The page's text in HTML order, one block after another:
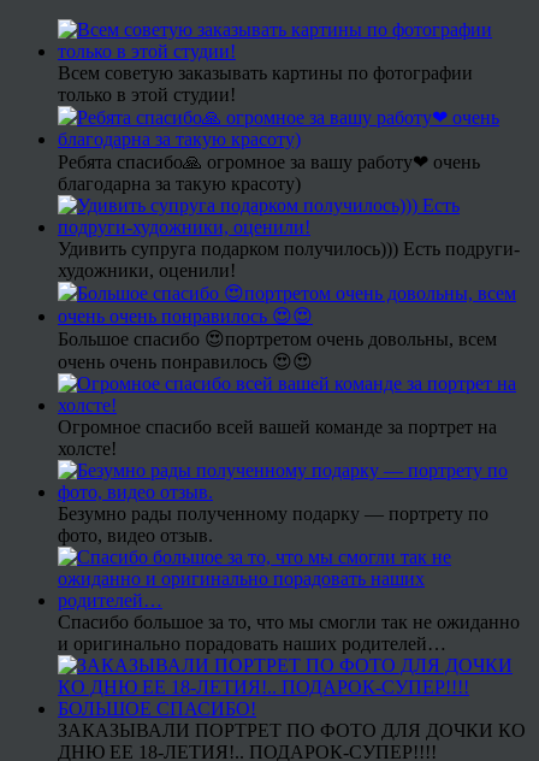
Всем советую заказывать картины по фотографии
только в этой студии!
Ребята спасибо🙏 огромное за вашу работу❤ очень
благодарна за такую красоту)
Удивить супруга подарком получилось))) Есть подруги-
художники, оценили!
Большое спасибо 😍портретом очень довольны, всем
очень очень понравилось 😍😍
Огромное спасибо всей вашей команде за портрет на
холсте!
Безумно рады полученному подарку — портрету по
фото, видео отзыв.
Спасибо большое за то, что мы смогли так не ожиданно
и оригинально порадовать наших родителей…
ЗАКАЗЫВАЛИ ПОРТРЕТ ПО ФОТО ДЛЯ ДОЧКИ КО
ДНЮ ЕЕ 18-ЛЕТИЯ!.. ПОДАРОК-СУПЕР!!!!